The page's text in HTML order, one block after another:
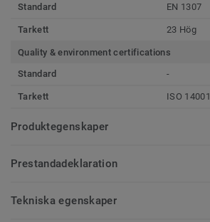
Standard
EN 1307
Tarkett 23 Hög
Quality & environment certifications
Standard
-
Tarkett ISO 14001
Produktegenskaper
Prestandadeklaration
Tekniska egenskaper